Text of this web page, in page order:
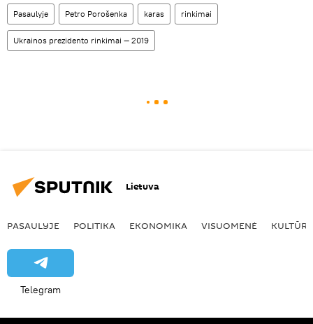
Pasaulyje Petro Porošenka karas rinkimai
Ukrainos prezidento rinkimai — 2019
Lietuva
PASAULYJE POLITIKA EKONOMIKA VISUOMENĖ KULTŪRA
Telegram